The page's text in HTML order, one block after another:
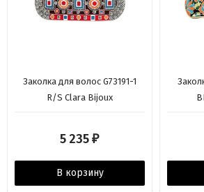
Заколка для волос G73191-1
R/S Clara Bijoux
5 235 ₽
В корзину